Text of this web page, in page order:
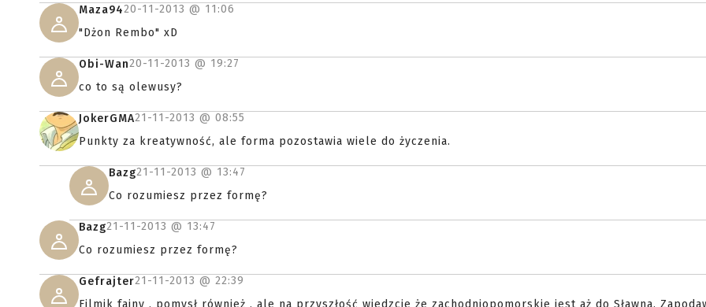
Maza9420-11-2013 @ 11:06
"Dżon Rembo" xD
Obi-Wan20-11-2013 @ 19:27
co to są olewusy?
JokerGMA21-11-2013 @ 08:55
Punkty za kreatywność, ale forma pozostawia wiele do życzenia.
Bazg21-11-2013 @ 13:47
Co rozumiesz przez formę?
Bazg21-11-2013 @ 13:47
Co rozumiesz przez formę?
Gefrajter21-11-2013 @ 22:39